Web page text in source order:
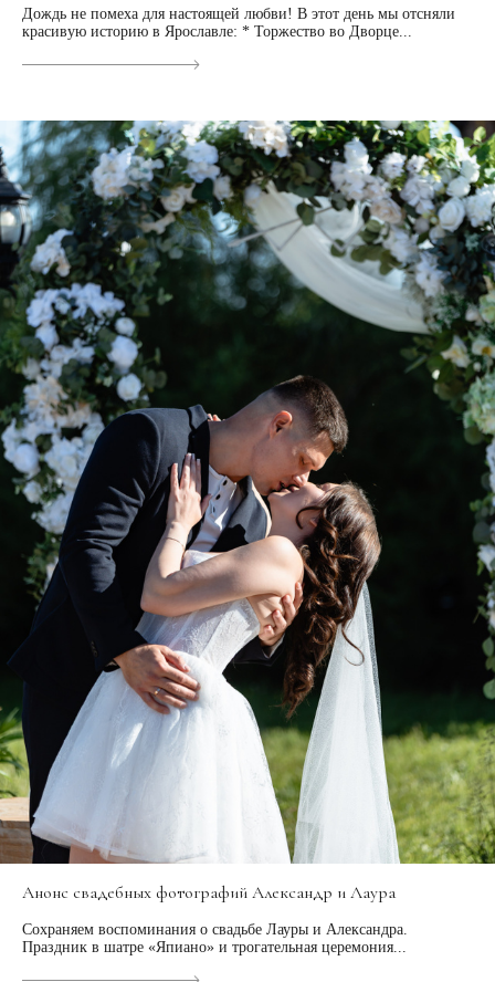
Дождь не помеха для настоящей любви! В этот день мы отсняли
красивую историю в Ярославле: * Торжество во Дворце...
Анонс свадебных фотографий Александр и Лаура
Сохраняем воспоминания о свадьбе Лауры и Александра.
Праздник в шатре «Япиано» и трогательная церемония...